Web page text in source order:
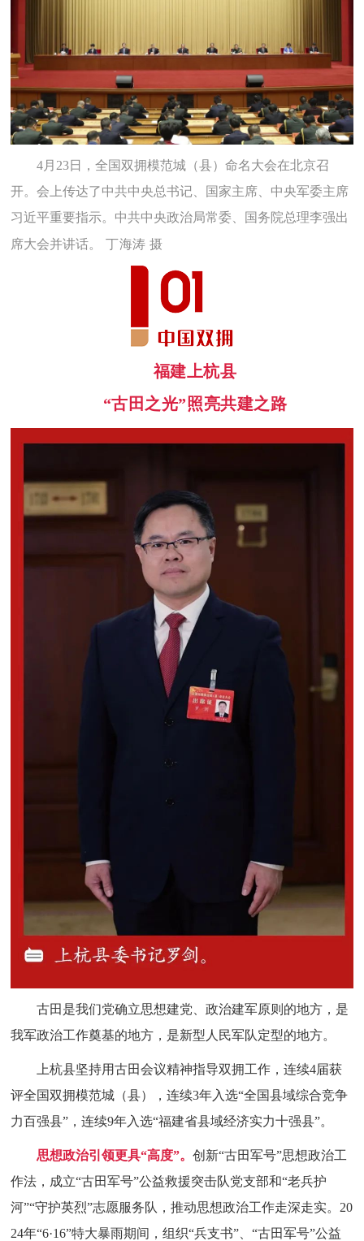
4月23日，全国双拥模范城（县）命名大会在北京召
开。会上传达了中共中央总书记、国家主席、中央军委主席
习近平重要指示。中共中央政治局常委、国务院总理李强出
席大会并讲话。
丁海涛 摄
福建上杭县
“古田之光”照亮共建之路
古田是我们党确立思想建党、政治建军原则的地方，是
我军政治工作奠基的地方，是新型人民军队定型的地方。
上杭县坚持用古田会议精神指导双拥工作，连续4届获
评全国双拥模范城（县），连续3年入选“全国县域综合竞争
力百强县”，连续9年入选“福建省县域经济实力十强县”。
思想政治引领更具“高度”。创新“古田军号”思想政治工
作法，成立“古田军号”公益救援突击队党支部和“老兵护
河”“守护英烈”志愿服务队，推动思想政治工作走深走实。20
24年“6·16”特大暴雨期间，组织“兵支书”、“古田军号”公益